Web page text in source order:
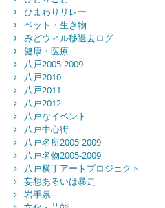
ひまわりリレー
ペット・生き物
みどウィル移過去ログ
健康・医療
八戸2005-2009
八戸2010
八戸2011
八戸2012
八戸なイベント
八戸中心街
八戸名所2005-2009
八戸名物2005-2009
八戸横丁アートプロジェクト
妄想あるいは暴走
岩手県